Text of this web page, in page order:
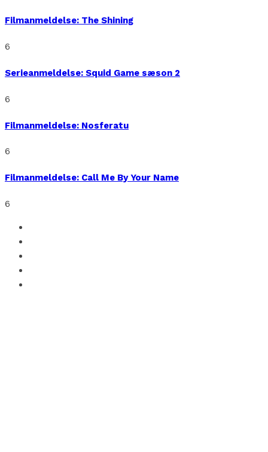
Filmanmeldelse: The Shining
6
Serieanmeldelse: Squid Game sæson 2
6
Filmanmeldelse: Nosferatu
6
Filmanmeldelse: Call Me By Your Name
6